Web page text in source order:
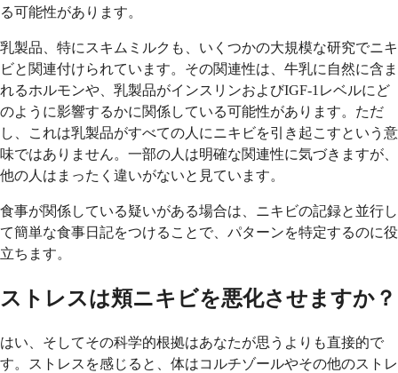
る可能性があります。
乳製品、特にスキムミルクも、いくつかの大規模な研究でニキ
ビと関連付けられています。その関連性は、牛乳に自然に含ま
れるホルモンや、乳製品がインスリンおよびIGF-1レベルにど
のように影響するかに関係している可能性があります。ただ
し、これは乳製品がすべての人にニキビを引き起こすという意
味ではありません。一部の人は明確な関連性に気づきますが、
他の人はまったく違いがないと見ています。
食事が関係している疑いがある場合は、ニキビの記録と並行し
て簡単な食事日記をつけることで、パターンを特定するのに役
立ちます。
ストレスは頬ニキビを悪化させますか？
はい、そしてその科学的根拠はあなたが思うよりも直接的で
す。ストレスを感じると、体はコルチゾールやその他のストレ